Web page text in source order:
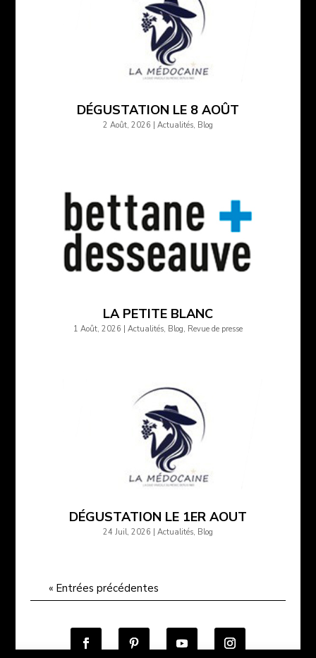
DÉGUSTATION LE 8 AOÛT
2 Août, 2026 Actualités, Blog
LA PETITE BLANC
1 Août, 2026 | Actualités, Blog, Revue de presse
DÉGUSTATION LE 1ER AOUT
24 Juil, 2026 Actualités, Blog
« Entrées précédentes